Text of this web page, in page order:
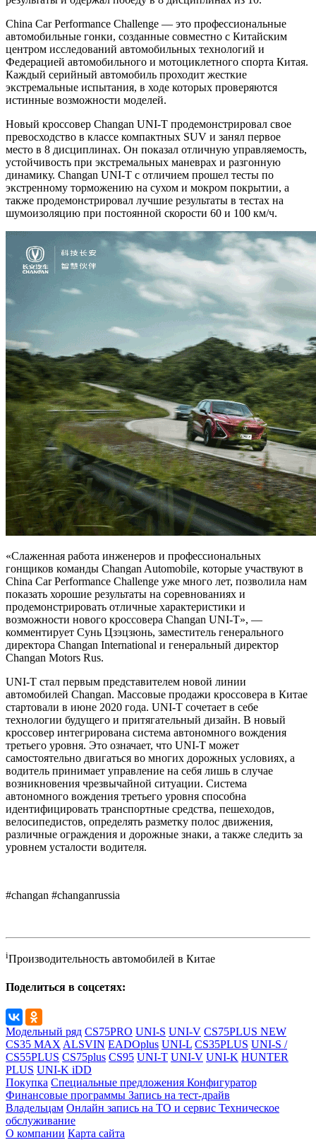
China Car Performance Challenge — это профессиональные
автомобильные гонки, созданные совместно с Китайским
центром исследований автомобильных технологий и
Федерацией автомобильного и мотоциклетного спорта Китая.
Каждый серийный автомобиль проходит жесткие
экстремальные испытания, в ходе которых проверяются
истинные возможности моделей.
Новый кроссовер Changan UNI-T продемонстрировал свое
превосходство в классе компактных SUV и занял первое
место в 8 дисциплинах. Он показал отличную управляемость,
устойчивость при экстремальных маневрах и разгонную
динамику. Changan UNI-T с отличием прошел тесты по
экстренному торможению на сухом и мокром покрытии, а
также продемонстрировал лучшие результаты в тестах на
шумоизоляцию при постоянной скорости 60 и 100 км/ч.
«Слаженная работа инженеров и профессиональных
гонщиков команды Changan Automobile, которые участвуют в
China Car Performance Challenge уже много лет, позволила нам
показать хорошие результаты на соревнованиях и
продемонстрировать отличные характеристики и
возможности нового кроссовера Changan UNI-T», —
комментирует Сунь Цзэцзюнь, заместитель генерального
директора Changan International и генеральный директор
Changan Motors Rus.
UNI-T стал первым представителем новой линии
автомобилей Changan. Массовые продажи кроссовера в Китае
стартовали в июне 2020 года. UNI-T сочетает в себе
технологии будущего и притягательный дизайн. В новый
кроссовер интегрирована система автономного вождения
третьего уровня. Это означает, что UNI-T может
самостоятельно двигаться во многих дорожных условиях, а
водитель принимает управление на себя лишь в случае
возникновения чрезвычайной ситуации. Система
автономного вождения третьего уровня способна
идентифицировать транспортные средства, пешеходов,
велосипедистов, определять разметку полос движения,
различные ограждения и дорожные знаки, а также следить за
уровнем усталости водителя.
#changan #changanrussia
iПроизводительность автомобилей в Китае
Поделиться в соцсетях:
Модельный ряд CS75PRO UNI-S UNI-V CS75PLUS NEW
CS35 MAX ALSVIN EADOplus UNI-L CS35PLUS UNI-S /
CS55PLUS CS75plus CS95 UNI-T UNI-V UNI-K HUNTER
PLUS UNI-K iDD
Покупка Специальные предложения Конфигуратор
Финансовые программы Запись на тест-драйв
Владельцам Онлайн запись на ТО и сервис Техническое
обслуживание
О компании Карта сайта